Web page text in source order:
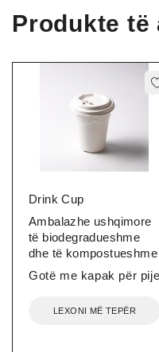
Produkte të
Drink Cup
Ambalazhe ushqimore
të biodegradueshme
dhe të kompostueshme
Gotë me kapak për pije
LEXONI MË TEPËR